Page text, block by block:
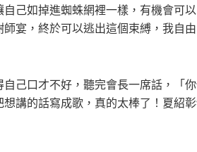
己如掉進蜘蛛網裡一樣，有機會可
宴，終於可以逃出這個束縛，我自
己口才不好，聽完會長一席話，「
講的話寫成歌，真的太棒了！夏紹